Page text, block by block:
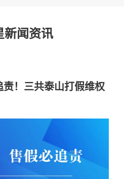
新闻资讯
！三共泰山打假维权